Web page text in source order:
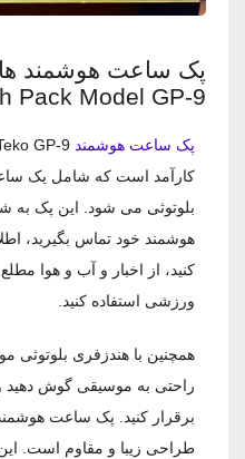
Pack Model GP-9
پک ساعت هوشمند
کارآمد است که شامل یک ساعت
بلوتوثی می ‌شود. این پک به شما
هوشمند خود تماس بگیرید،
کنید، از اخبار و آب و هوا مطلع
ورزشی استفاده کنید.
همچنین با هندزفری بلوتوثی موجود
راحتی به موسیقی گوش دهید و با
طراحی زیبا و مقاوم است. این